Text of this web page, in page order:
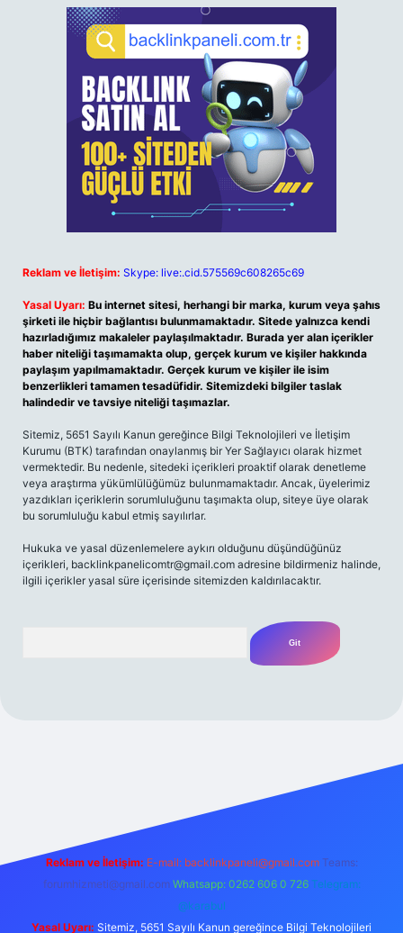
Reklam ve İletişim: Skype: live:.cid.575569c608265c69
Yasal Uyarı: Bu internet sitesi, herhangi bir marka, kurum veya şahıs
şirketi ile hiçbir bağlantısı bulunmamaktadır. Sitede yalnızca kendi
hazırladığımız makaleler paylaşılmaktadır. Burada yer alan içerikler
haber niteliği taşımamakta olup, gerçek kurum ve kişiler hakkında
paylaşım yapılmamaktadır. Gerçek kurum ve kişiler ile isim
benzerlikleri tamamen tesadüfidir. Sitemizdeki bilgiler taslak
halindedir ve tavsiye niteliği taşımazlar.
Sitemiz, 5651 Sayılı Kanun gereğince Bilgi Teknolojileri ve İletişim
Kurumu (BTK) tarafından onaylanmış bir Yer Sağlayıcı olarak hizmet
vermektedir. Bu nedenle, sitedeki içerikleri proaktif olarak denetleme
veya araştırma yükümlülüğümüz bulunmamaktadır. Ancak, üyelerimiz
yazdıkları içeriklerin sorumluluğunu taşımakta olup, siteye üye olarak
bu sorumluluğu kabul etmiş sayılırlar.
Hukuka ve yasal düzenlemelere aykırı olduğunu düşündüğünüz
içerikleri, backlinkpanelicomtr@gmail.com adresine bildirmeniz halinde,
ilgili içerikler yasal süre içerisinde sitemizden kaldırılacaktır.
m elexbet
Reklam ve İletişim: E-mail: backlinkpaneli@gmail.com Teams:
forumhizmeti@gmail.com Whatsapp: 0262 606 0 726 Telegram:
@karabul
Yasal Uyarı: Sitemiz, 5651 Sayılı Kanun gereğince Bilgi Teknolojileri